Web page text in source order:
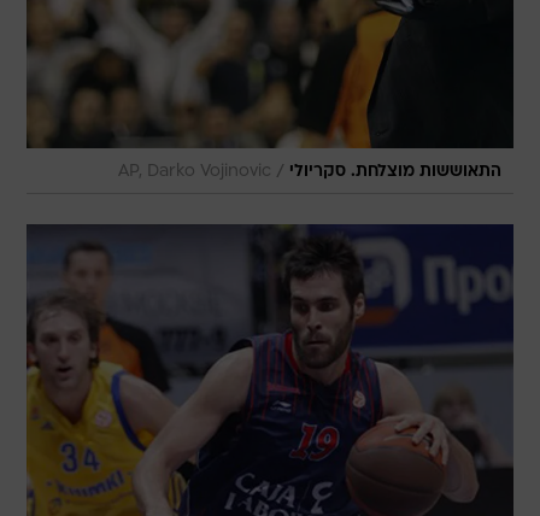
התאוששות מוצלחת. סקריולי /
AP, Darko Vojinovic